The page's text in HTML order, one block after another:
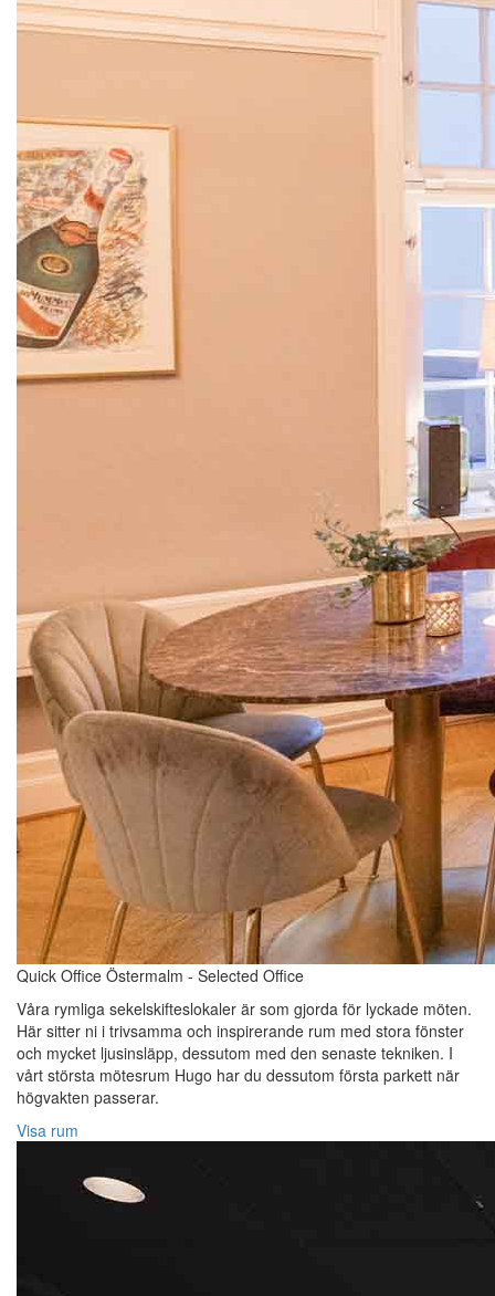
Quick Office Östermalm - Selected Office
Våra rymliga sekelskifteslokaler är som gjorda för lyckade möten.
Här sitter ni i trivsamma och inspirerande rum med stora fönster
och mycket ljusinsläpp, dessutom med den senaste tekniken. I
vårt största mötesrum Hugo har du dessutom första parkett när
högvakten passerar.
Visa rum